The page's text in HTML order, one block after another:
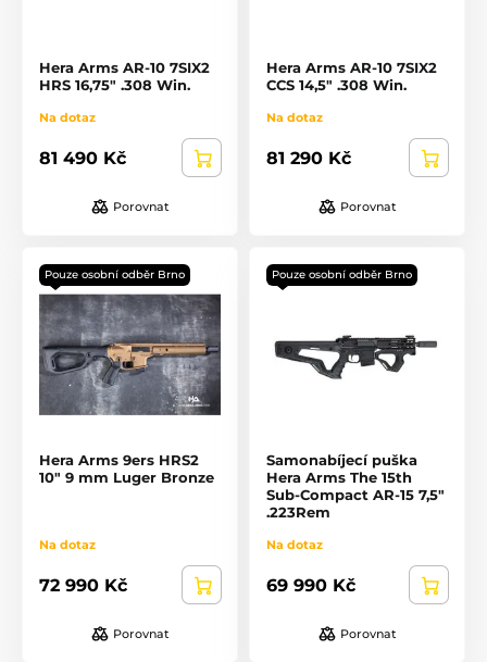
Hera Arms AR-10 7SIX2
HRS 16,75" .308 Win.
Na dotaz
81 490 Kč
Porovnat
Hera Arms AR-10 7SIX2
CCS 14,5" .308 Win.
Na dotaz
81 290 Kč
Porovnat
Pouze osobní odběr Brno
Hera Arms 9ers HRS2
10" 9 mm Luger Bronze
Na dotaz
72 990 Kč
Porovnat
Pouze osobní odběr Brno
Samonabíjecí puška
Hera Arms The 15th
Sub-Compact AR-15 7,5"
.223Rem
Na dotaz
69 990 Kč
Porovnat